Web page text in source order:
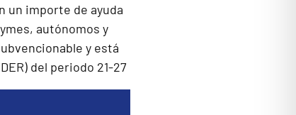
un importe de ayuda
autónomos y
y está
del periodo 21-27